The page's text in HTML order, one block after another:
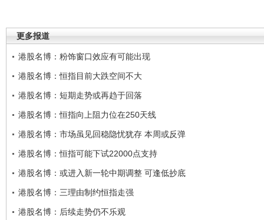
更多报道
港股名博：粉饰窗口效应有可能出现
港股名博：恒指目前大跌空间不大
港股名博：短期走势或再趋于回落
港股名博：恒指向上阻力位在250天线
港股名博：市场虽见回稳隐忧犹存 本周或反弹
港股名博：恒指可能下试22000点支持
港股名博：或进入新一轮中期调整 可逢低抄底
港股名博：三理由制约恒指走强
港股名博：后续走势仍不乐观